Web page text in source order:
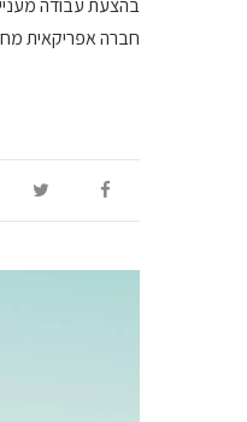
בהצעת עבודה
חברה אפריקאית